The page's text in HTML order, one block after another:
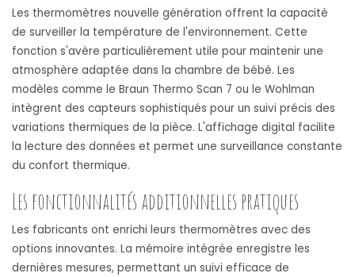
Les thermomètres nouvelle génération offrent la capacité
de surveiller la température de l'environnement. Cette
fonction s'avère particulièrement utile pour maintenir une
atmosphère adaptée dans la chambre de bébé. Les
modèles comme le Braun Thermo Scan 7 ou le Wohlman
intègrent des capteurs sophistiqués pour un suivi précis des
variations thermiques de la pièce. L'affichage digital facilite
la lecture des données et permet une surveillance constante
du confort thermique.
Les fonctionnalités additionnelles pratiques
Les fabricants ont enrichi leurs thermomètres avec des
options innovantes. La mémoire intégrée enregistre les
dernières mesures, permettant un suivi efficace de